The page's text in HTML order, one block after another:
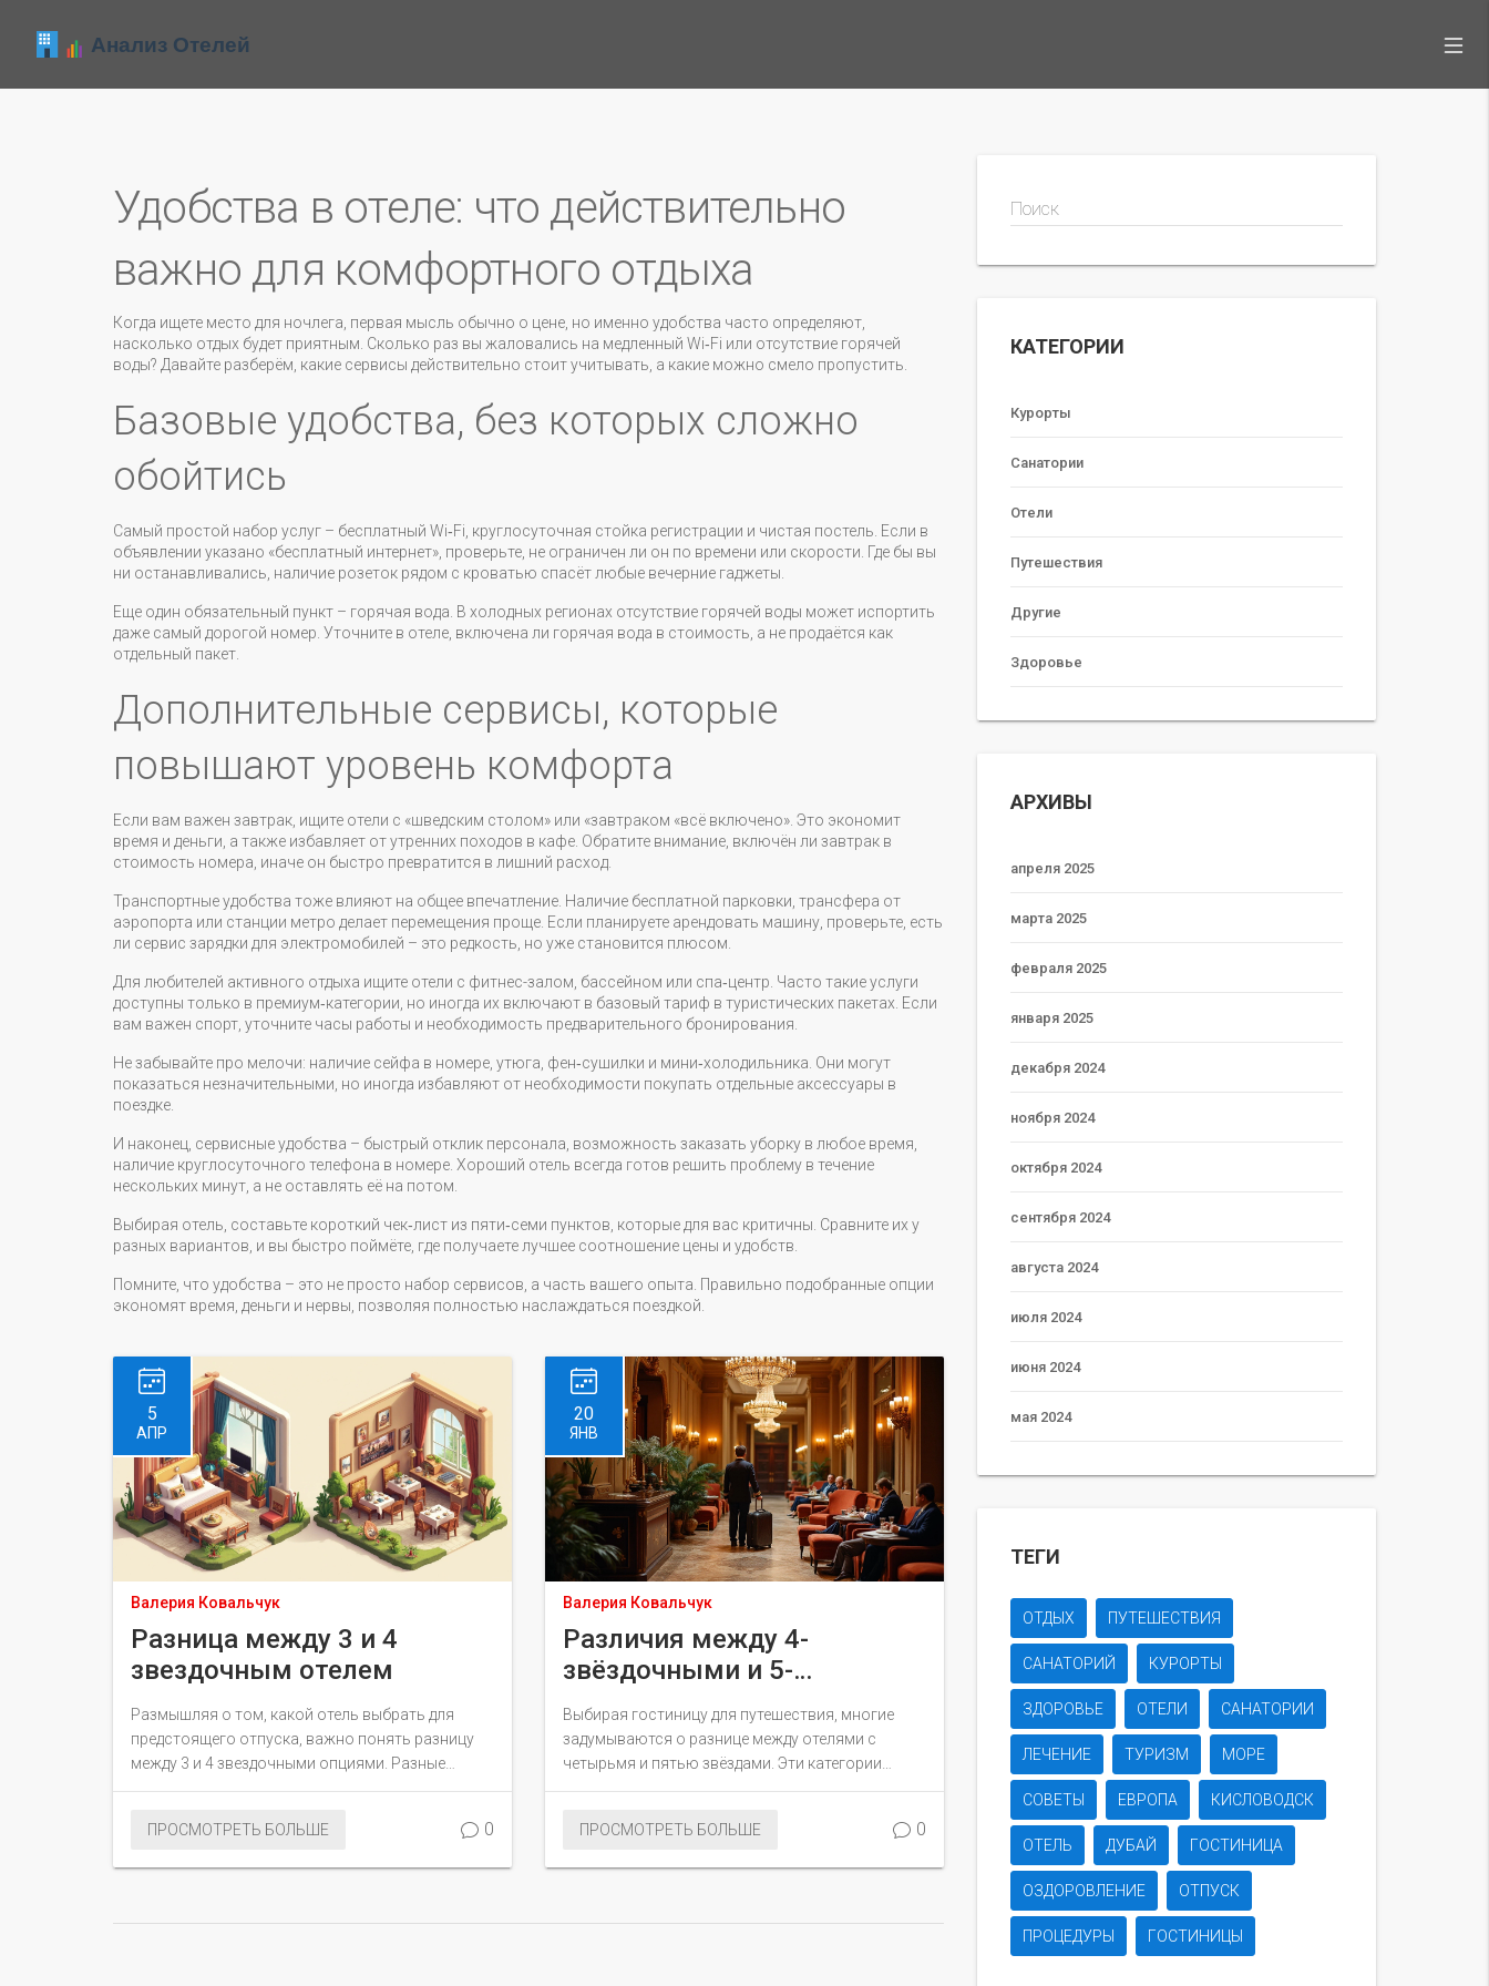
Удобства в отеле: что действительно
важно для комфортного отдыха
Когда ищете место для ночлега, первая мысль обычно о цене, но именно удобства часто определяют,
насколько отдых будет приятным. Сколько раз вы жаловались на медленный Wi‑Fi или отсутствие горячей
воды? Давайте разберём, какие сервисы действительно стоит учитывать, а какие можно смело пропустить.
Базовые удобства, без которых сложно
обойтись
Самый простой набор услуг – бесплатный Wi‑Fi, круглосуточная стойка регистрации и чистая постель. Если в
объявлении указано «бесплатный интернет», проверьте, не ограничен ли он по времени или скорости. Где бы вы
ни останавливались, наличие розеток рядом с кроватью спасёт любые вечерние гаджеты.
Еще один обязательный пункт – горячая вода. В холодных регионах отсутствие горячей воды может испортить
даже самый дорогой номер. Уточните в отеле, включена ли горячая вода в стоимость, а не продаётся как
отдельный пакет.
Дополнительные сервисы, которые
повышают уровень комфорта
Если вам важен завтрак, ищите отели с «шведским столом» или «завтраком «всё включено». Это экономит
время и деньги, а также избавляет от утренних походов в кафе. Обратите внимание, включён ли завтрак в
стоимость номера, иначе он быстро превратится в лишний расход.
Транспортные удобства тоже влияют на общее впечатление. Наличие бесплатной парковки, трансфера от
аэропорта или станции метро делает перемещения проще. Если планируете арендовать машину, проверьте, есть
ли сервис зарядки для электромобилей – это редкость, но уже становится плюсом.
Для любителей активного отдыха ищите отели с фитнес-залом, бассейном или спа‑центр. Часто такие услуги
доступны только в премиум‑категории, но иногда их включают в базовый тариф в туристических пакетах. Если
вам важен спорт, уточните часы работы и необходимость предварительного бронирования.
Не забывайте про мелочи: наличие сейфа в номере, утюга, фен‑сушилки и мини‑холодильника. Они могут
показаться незначительными, но иногда избавляют от необходимости покупать отдельные аксессуары в
поездке.
И наконец, сервисные удобства – быстрый отклик персонала, возможность заказать уборку в любое время,
наличие круглосуточного телефона в номере. Хороший отель всегда готов решить проблему в течение
нескольких минут, а не оставлять её на потом.
Выбирая отель, составьте короткий чек‑лист из пяти‑семи пунктов, которые для вас критичны. Сравните их у
разных вариантов, и вы быстро поймёте, где получаете лучшее соотношение цены и удобств.
Помните, что удобства – это не просто набор сервисов, а часть вашего опыта. Правильно подобранные опции
экономят время, деньги и нервы, позволяя полностью наслаждаться поездкой.
5
АПР
Валерия Ковальчук
Разница между 3 и 4
звездочным отелем
Размышляя о том, какой отель выбрать для
предстоящего отпуска, важно понять разницу
между 3 и 4 звездочными опциями. Разные
категории оценивают не только уровень
Этот обзор поможет разобраться в основных
ПРОСМОТРЕТЬ БОЛЬШЕ 0
20
ЯНВ
Валерия Ковальчук
Различия между 4-
звёздочными и 5-
звёздочными отелями
Выбирая гостиницу для путешествия, многие
задумываются о разнице между отелями с
четырьмя и пятью звёздами. Эти категории
отличаются не только уровнем роскоши, но и
отели славятся непревзойдённым комфортом и
ПРОСМОТРЕТЬ БОЛЬШЕ 0
Поиск
КАТЕГОРИИ
Курорты
Санатории
Отели
Путешествия
Другие
Здоровье
АРХИВЫ
апреля 2025
марта 2025
февраля 2025
января 2025
декабря 2024
ноября 2024
октября 2024
сентября 2024
августа 2024
июля 2024
июня 2024
мая 2024
ТЕГИ
ОТДЫХ ПУТЕШЕСТВИЯ
САНАТОРИЙ КУРОРТЫ
ЗДОРОВЬЕ ОТЕЛИ САНАТОРИИ
ЛЕЧЕНИЕ ТУРИЗМ МОРЕ
СОВЕТЫ ЕВРОПА КИСЛОВОДСК
ОТЕЛЬ ДУБАЙ ГОСТИНИЦА
ОЗДОРОВЛЕНИЕ ОТПУСК
ПРОЦЕДУРЫ ГОСТИНИЦЫ